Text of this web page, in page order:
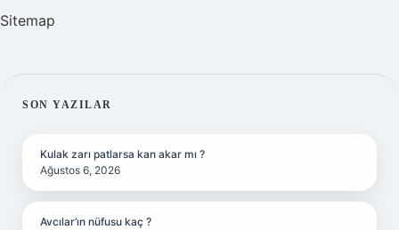
Sitemap
SIDEBAR
SON YAZILAR
Kulak zarı patlarsa kan akar mı ?
Ağustos 6, 2026
Avcılar’ın nüfusu kaç ?